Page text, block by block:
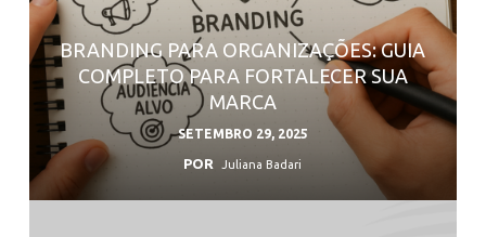
BRANDING PARA ORGANIZAÇÕES: GUIA
COMPLETO PARA FORTALECER SUA
MARCA
SETEMBRO 29, 2025
POR Juliana Badari